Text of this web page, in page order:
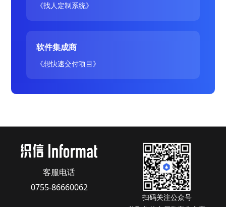
《找人定制系统》
软件集成商
《想快速交付项目》
客服电话
0755-86660062
扫码关注公众号